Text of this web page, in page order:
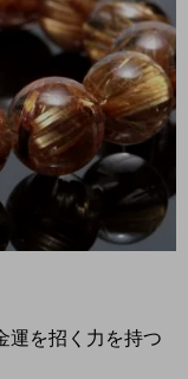
運を招く力を持つ